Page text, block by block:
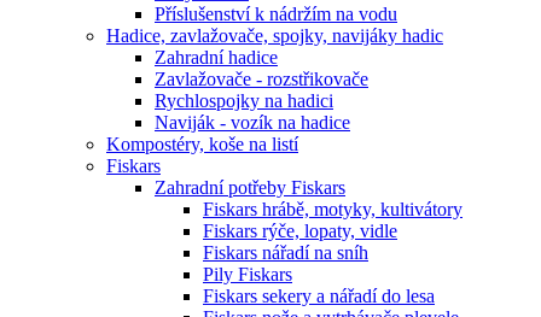
Příslušenství k nádržím na vodu
Hadice, zavlažovače, spojky, navijáky hadic
Zahradní hadice
Zavlažovače - rozstřikovače
Rychlospojky na hadici
Naviják - vozík na hadice
Kompostéry, koše na listí
Fiskars
Zahradní potřeby Fiskars
Fiskars hrábě, motyky, kultivátory
Fiskars rýče, lopaty, vidle
Fiskars nářadí na sníh
Pily Fiskars
Fiskars sekery a nářadí do lesa